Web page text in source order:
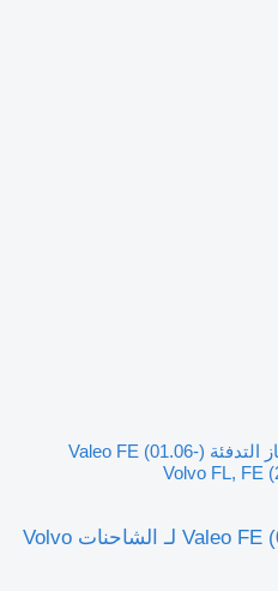
جهاز التدفئة Valeo FE (01.06-)
جهاز التدفئة Valeo FE (01.06-) 20894090 لـ الشاحنات Volvo